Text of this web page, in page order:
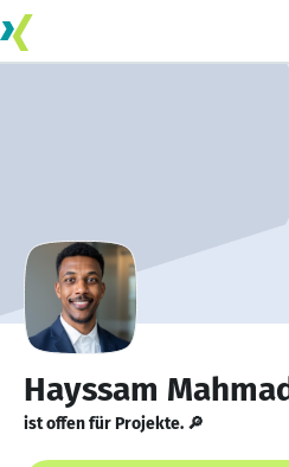
Hayssam
ist offen für Projekte. 🔎